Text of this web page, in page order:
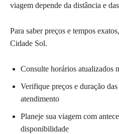
viagem depende da distância e
Para saber preços e tempos
Cidade Sol.
Consulte horários atualizados
Verifique preços e duração
atendimento
Planeje sua viagem com
disponibilidade